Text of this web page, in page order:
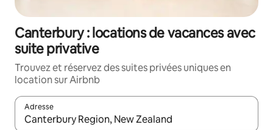
Canterbury : locations de vacances avec
suite privative
Trouvez et réservez des suites privées uniques en
location sur Airbnb
Adresse
Lorsque les résultats s'affichent, utilisez les flèches vers le